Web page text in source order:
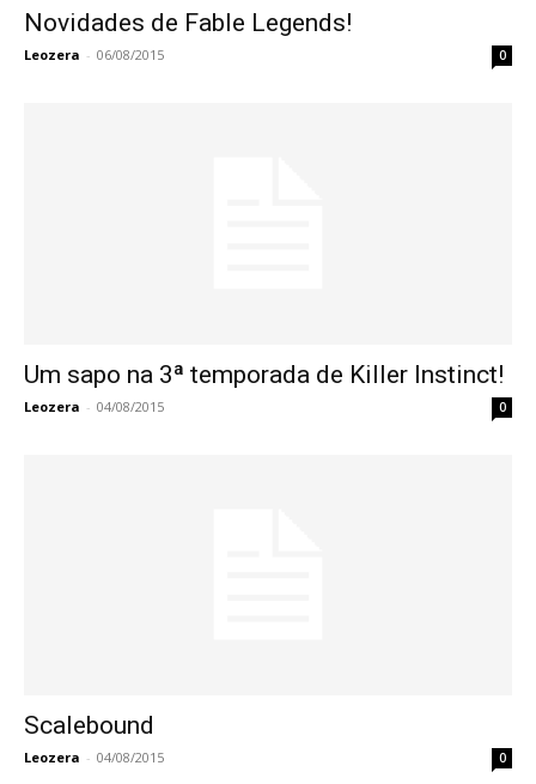
Novidades de Fable Legends!
Leozera - 06/08/2015 0
Um sapo na 3ª temporada de Killer Instinct!
Leozera - 04/08/2015 0
Scalebound
Leozera - 04/08/2015 0